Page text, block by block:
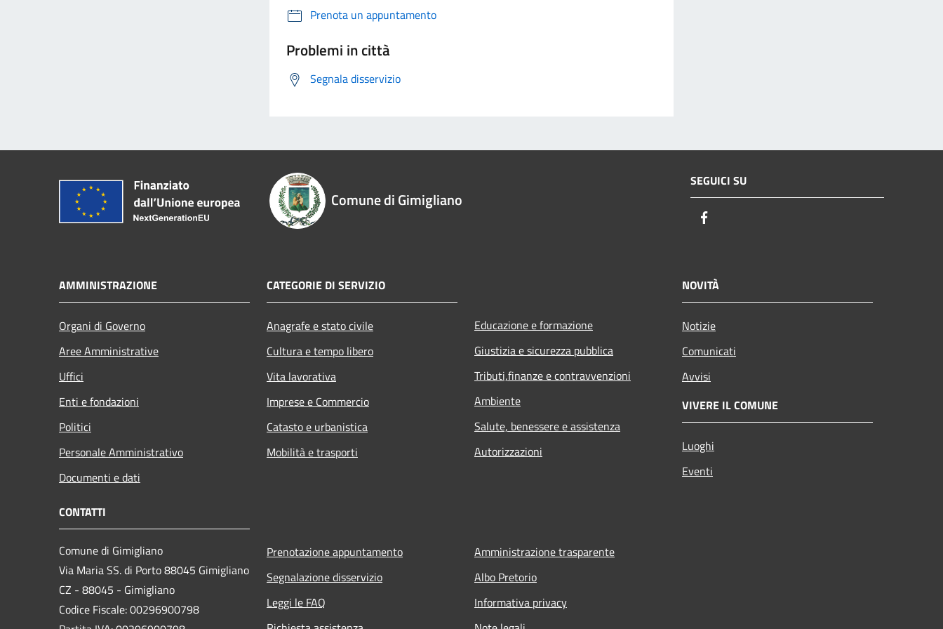
Prenota un appuntamento
Problemi in città
Segnala disservizio
Comune di Gimigliano
SEGUICI SU
AMMINISTRAZIONE
Organi di Governo
Aree Amministrative
Uffici
Enti e fondazioni
Politici
Personale Amministrativo
Documenti e dati
CATEGORIE DI SERVIZIO
Anagrafe e stato civile
Cultura e tempo libero
Vita lavorativa
Imprese e Commercio
Catasto e urbanistica
Mobilità e trasporti
Educazione e formazione
Giustizia e sicurezza pubblica
Tributi,finanze e contravvenzioni
Ambiente
Salute, benessere e assistenza
Autorizzazioni
NOVITÀ
Notizie
Comunicati
Avvisi
VIVERE IL COMUNE
Luoghi
Eventi
CONTATTI
Comune di Gimigliano
Via Maria SS. di Porto 88045 Gimigliano
CZ - 88045 - Gimigliano
Codice Fiscale: 00296900798
Prenotazione appuntamento
Segnalazione disservizio
Leggi le FAQ
Amministrazione trasparente
Albo Pretorio
Informativa privacy